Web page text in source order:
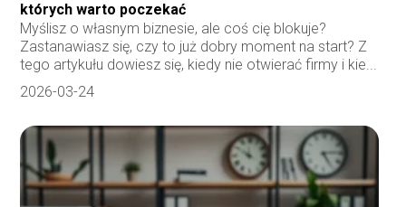
których warto poczekać
Myślisz o własnym biznesie, ale coś cię blokuje?
Zastanawiasz się, czy to już dobry moment na start? Z
tego artykułu dowiesz się, kiedy nie otwierać firmy i kie...
2026-03-24